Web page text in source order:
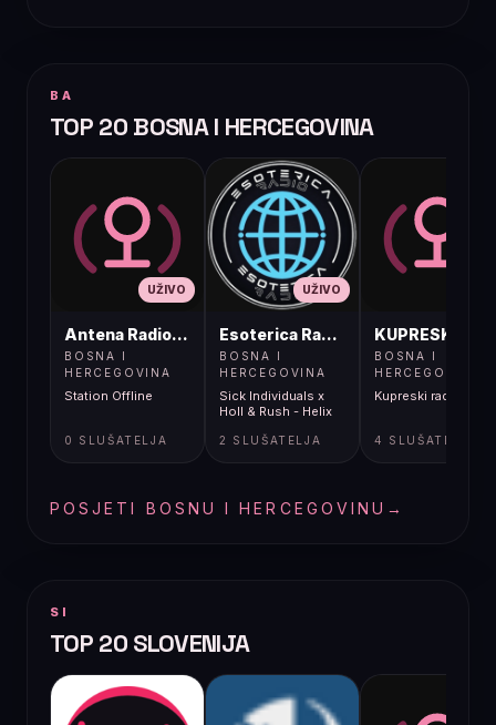
BA
TOP 20 BOSNA I HERCEGOVINA
UŽIVO
Antena Radio, Jelah Tešanj
BOSNA I
HERCEGOVINA
Station Offline
0 SLUŠATELJA
UŽIVO
Esoterica Radio S1
BOSNA I
HERCEGOVINA
Sick Individuals x
Holl & Rush - Helix
2 SLUŠATELJA
BOSNA I
HERCEGOVINA
Kupreski radio
4 SLUŠATELJA
POSJETI BOSNU I HERCEGOVINU →
SI
TOP 20 SLOVENIJA